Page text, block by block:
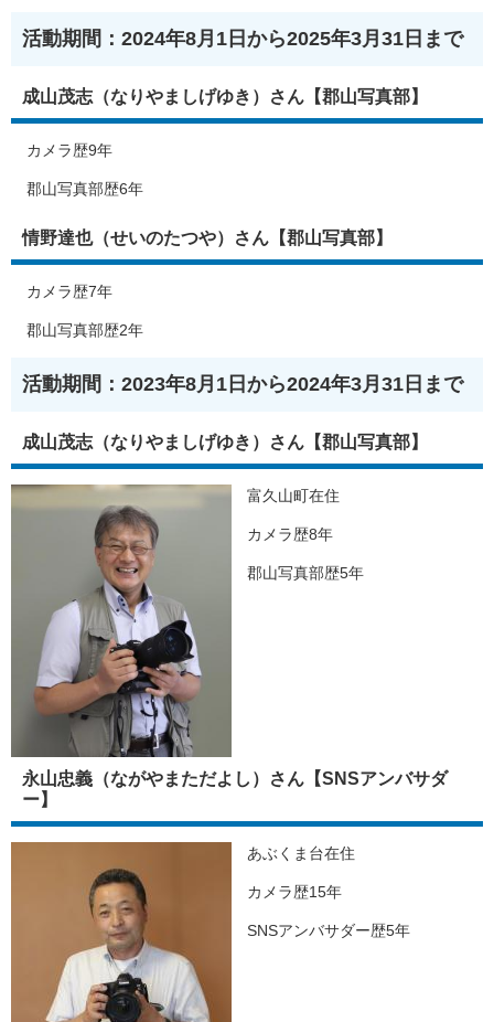
活動期間：2024年8月1日から2025年3月31日まで
成山茂志（なりやましげゆき）さん【郡山写真部】
カメラ歴9年
郡山写真部歴6年
情野達也（せいのたつや）さん【郡山写真部】
カメラ歴7年
郡山写真部歴2年
活動期間：2023年8月1日から2024年3月31日まで
成山茂志（なりやましげゆき）さん【郡山写真部】
富久山町在住
カメラ歴8年
郡山写真部歴5年
永山忠義（ながやまただよし）さん【SNSアンバサダ
ー】
あぶくま台在住
カメラ歴15年
SNSアンバサダー歴5年